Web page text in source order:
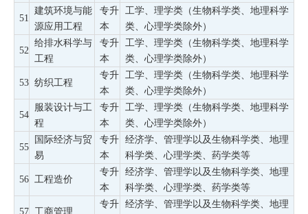
51
建筑环境与能
源应用工程
专升
本
工学、理学类（生物科学类、地理科学
类、心理学类除外）
52
给排水科学与
工程
专升
本
工学、理学类（生物科学类、地理科学
类、心理学类除外）
53 纺织工程
专升
本
工学、理学类（生物科学类、地理科学
类、心理学类除外）
54
服装设计与工
程
专升
本
工学、理学类（生物科学类、地理科学
类、心理学类除外）
55
国际经济与贸
易
专升
本
经济学、管理学以及生物科学类、地理
科学类、心理学类、药学类等
56 工程造价
专升
本
经济学、管理学以及生物科学类、地理
科学类、心理学类、药学类等
57 工商管理
专升 经济学、管理学以及生物科学类、地理